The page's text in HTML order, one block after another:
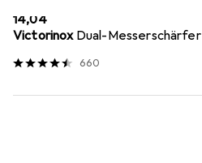
EUR
14,04
Victorinox Dual-Messerschärfer
660